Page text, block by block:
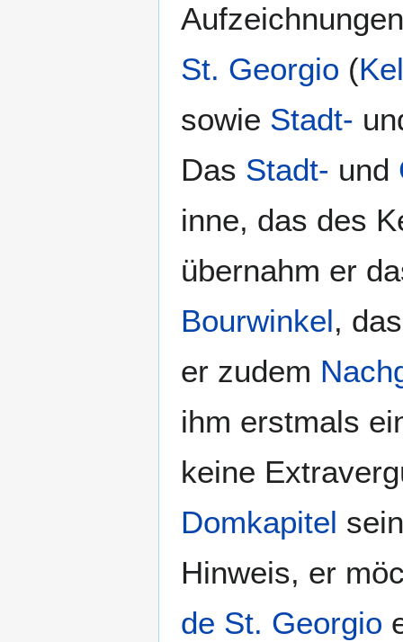
St. Georgio (
sowie Stadt-
Das Stadt- und
inne, das des
übernahm er
Bourwinkel,
er zudem
ihm erstmals
keine
Domkapitel
Hinweis, er
de St. Georgio